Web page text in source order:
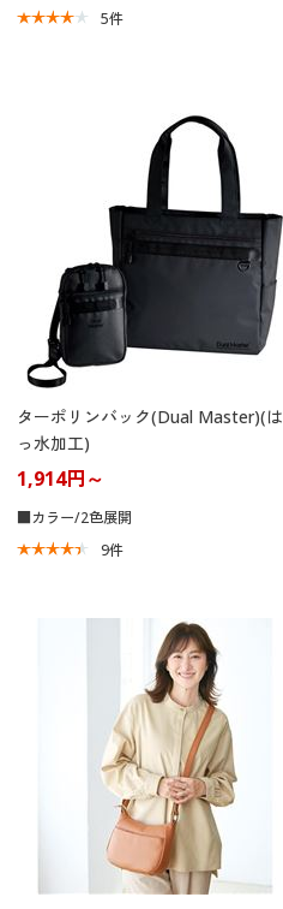
5件
ターポリンバック(Dual Master)(は
っ水加工)
1,914円～
■カラー/2色展開
9件